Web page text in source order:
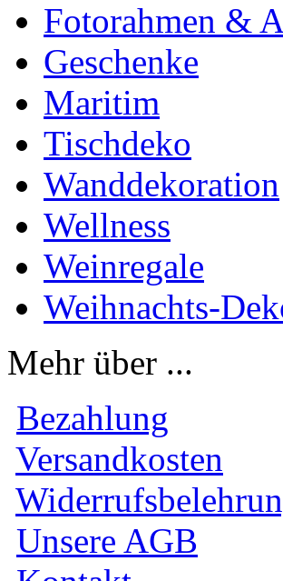
Fotorahmen &
Geschenke
Maritim
Tischdeko
Wanddekoration
Wellness
Weinregale
Weihnachts-
Mehr über ...
Bezahlung
Versandkosten
Unsere AGB